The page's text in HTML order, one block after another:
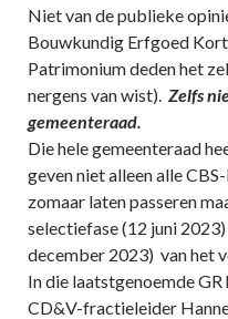
Niet van de publieke
Bouwkundig Erfgoed
Patrimonium deden het
nergens van wist). Zelfs
gemeenteraad.
Die hele gemeenteraad
geven niet alleen alle
zomaar laten passeren
selectiefase (12 juni
december 2023) van het
In die laatstgenoemde
CD&V-fractieleider